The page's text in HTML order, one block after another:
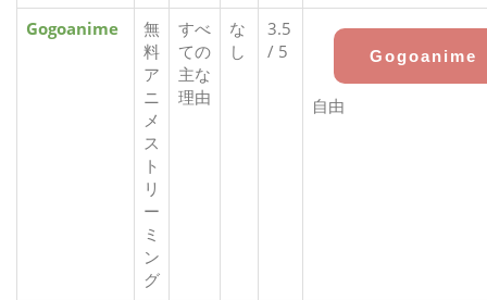
Gogoanime
無
料
ア
ニ
メ
ス
ト
リ
ー
ミ
ン
グ
すべ
ての
主な
理由
な
し
3.5
/ 5
Gogoanime
自由